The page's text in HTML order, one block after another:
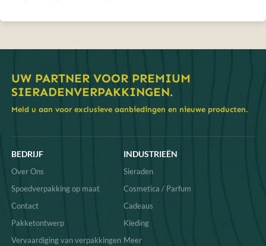
UW PARTNER VOOR PREMIUM
SIERADENVERPAKKINGEN.
Meld u aan voor exclusieve aanbiedingen en nieuwe producten.
BEDRIJF
Over Ons
Spoedverpakking op maat
Contact
Pakketontwerp
Vervaardiging van verpakkingen
INDUSTRIEËN
Sieraden
Cosmetica / Parfum
Cadeaus
Kleding
Meer